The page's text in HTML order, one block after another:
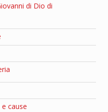
di Dio di
cause